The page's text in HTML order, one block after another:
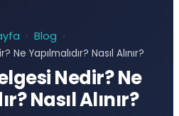
› Blog ›
Ne Yapılmalıdır? Nasıl Alınır?
Nedir? Ne
Nasıl Alınır?